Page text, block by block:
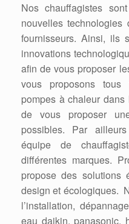
Nos chauffagistes
nouvelles
fournisseurs. Ainsi, ils
innovations
afin de vous proposer
vous proposons
pompes à chaleur
de vous proposer
possibles. Par
équipe de
différentes marques.
propose des solutions
design et écologiques.
l’installation,
eau daikin, panasonic,